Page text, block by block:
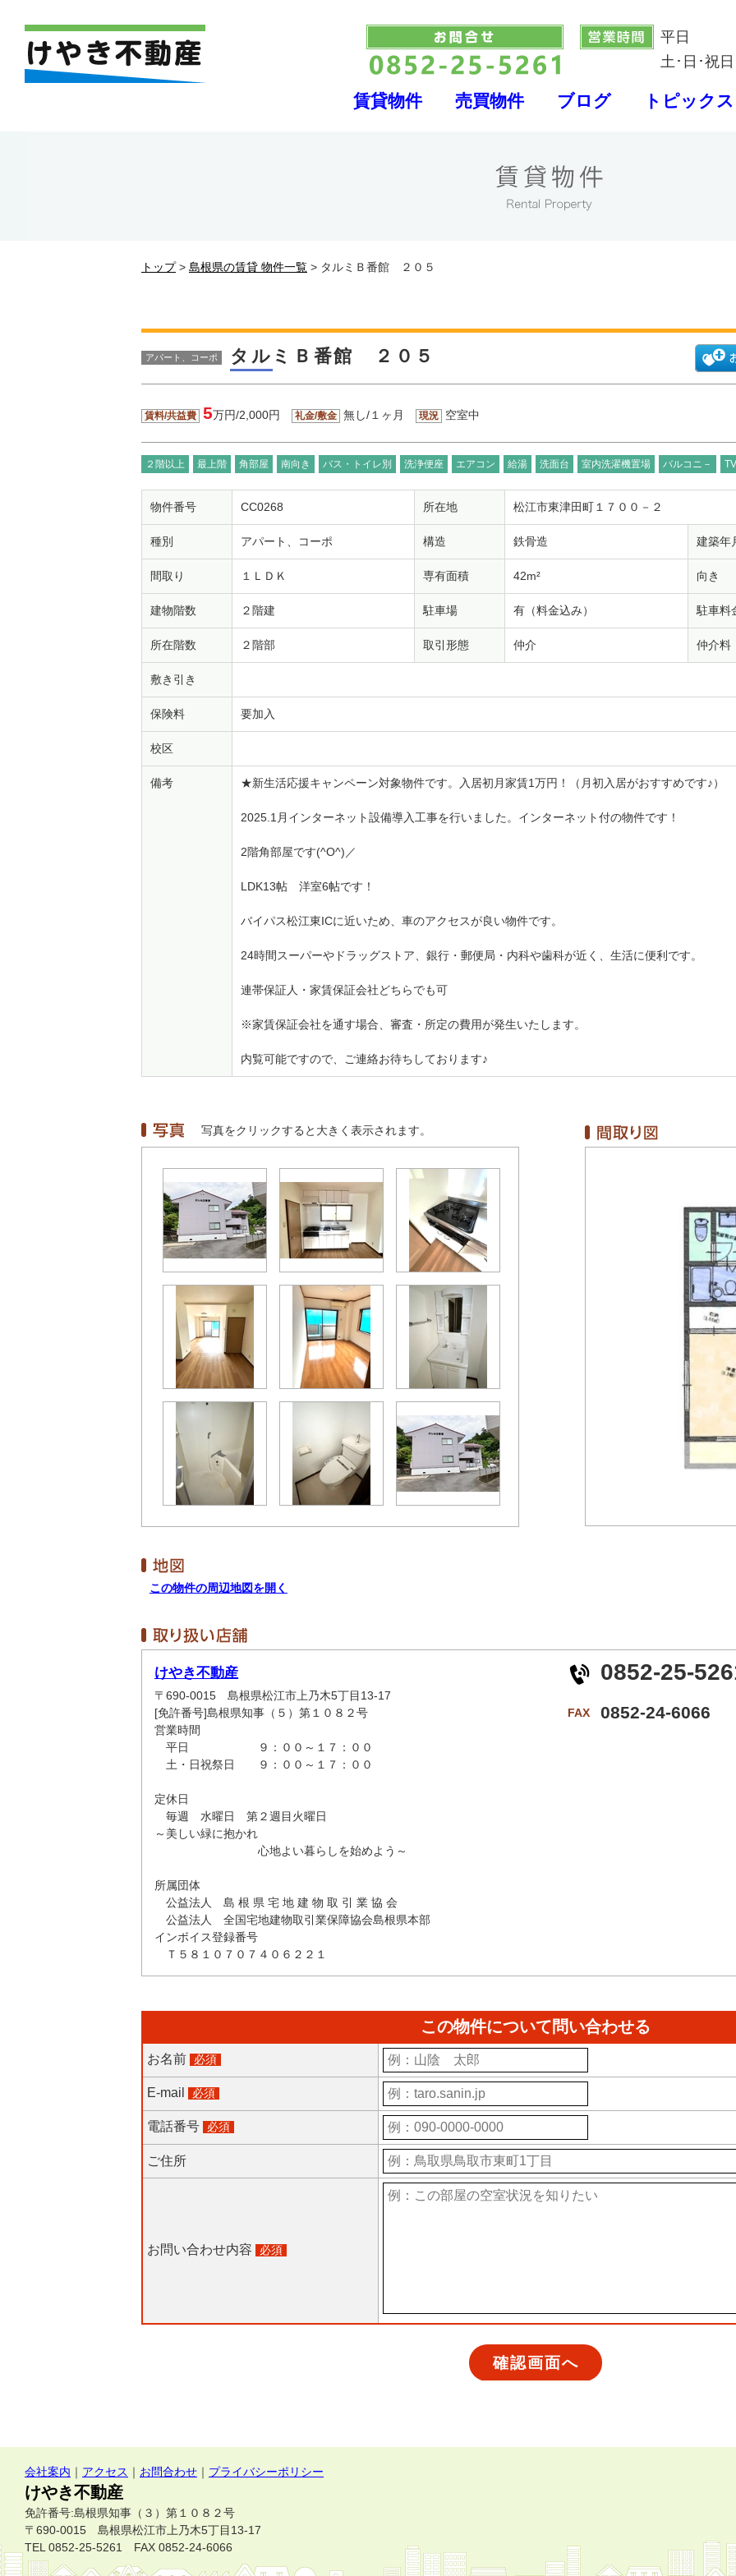
平日
土･日･祝日
賃貸物件 売買物件 ブログ トピックス
トップ> 島根県の賃貸 物件一覧 > タルミＢ番館 ２０５
アパート、コーポ タルミＢ番館 ２０５
賃料/共益費 5万円/2,000円 礼金/敷金 無し/１ヶ月 現況 空室中
２階以上 最上階 角部屋 南向き バス・トイレ別 洗浄便座 エアコン 給湯 洗面台 室内洗濯機置場 バルコニ－
物件番号 CC0268 所在地 松江市東津田町１７００－２
種別 アパート、コーポ 構造 鉄骨造 建築年
間取り １ＬＤＫ 専有面積 42m² 向き
建物階数 ２階建 駐車場 有（料金込み） 駐車料
所在階数 ２階部 取引形態 仲介 仲介料
敷き引き
保険料 要加入
校区
備考 ★新生活応援キャンペーン対象物件です。入居初月家賃1万円！（月初入居がおすすめです♪）
2025.1月インターネット設備導入工事を行いました。インターネット付の物件です！
2階角部屋です(^O^)／
LDK13帖 洋室6帖です！
バイパス松江東ICに近いため、車のアクセスが良い物件です。
24時間スーパーやドラッグストア、銀行・郵便局・内科や歯科が近く、生活に便利です。
連帯保証人・家賃保証会社どちらでも可
※家賃保証会社を通す場合、審査・所定の費用が発生いたします。
内覧可能ですので、ご連絡お待ちしております♪
写真をクリックすると大きく表示されます。
この物件の周辺地図を開く
けやき不動産
〒690-0015 島根県松江市上乃木5丁目13-17
[免許番号]島根県知事（５）第１０８２号
営業時間
平日 ９：００～１７：００
土・日祝祭日 ９：００～１７：００
定休日
毎週 水曜日 第２週目火曜日
～美しい緑に抱かれ
心地よい暮らしを始めよう～
所属団体
公益法人 島 根 県 宅 地 建 物 取 引 業 協 会
公益法人 全国宅地建物取引業保障協会島根県本部
インボイス登録番号
Ｔ５８１０７０７４０６２２１
0852-25-
FAX 0852-24-6066
会社案内 ｜ アクセス ｜ お問合わせ ｜ プライバシーポリシー
けやき不動産
免許番号:島根県知事（３）第１０８２号
〒690-0015 島根県松江市上乃木5丁目13-17
TEL 0852-25-5261 FAX 0852-24-6066